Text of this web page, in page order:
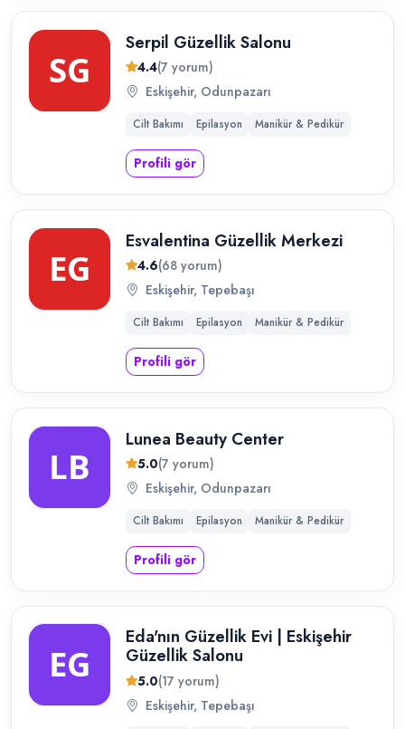
Serpil Güzellik Salonu
4.4(7 yorum)
Eskişehir, Odunpazarı
Cilt Bakımı Epilasyon Manikür & Pedikür
Profili gör
Esvalentina Güzellik Merkezi
4.6(68 yorum)
Eskişehir, Tepebaşı
Cilt Bakımı Epilasyon Manikür & Pedikür
Profili gör
Lunea Beauty Center
5.0(7 yorum)
Eskişehir, Odunpazarı
Cilt Bakımı Epilasyon Manikür & Pedikür
Profili gör
Eda'nın Güzellik Evi | Eskişehir
Güzellik Salonu
5.0(17 yorum)
Eskişehir, Tepebaşı